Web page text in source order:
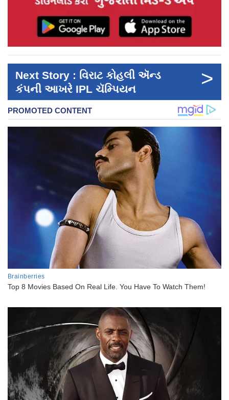
Next Story : વિરાટ કોહલી ઍન્ડ
કંપની આખરે IPL ચૅમ્પિયન
>